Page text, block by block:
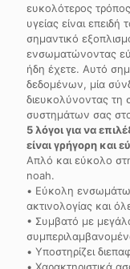
ευκολότερος
υγείας είναι
σημαντικό
ενσωματώνοντας
ήδη έχετε. Αυτό
δεδομένων, μία
διευκολύνοντας τη
συστημάτων σας
5 λόγοι για να
είναι γρήγορη και
Απλό και εύκολο
noah.
• Εύκολη
ακτινολογίας και
• Συμβατό με
• Υποστηρίζει
• Χαρακτηριστικά